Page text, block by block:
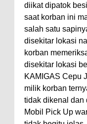
diikat dipatok
saat korban ini
salah satu
disekitar lokasi
korban
disekitar lokasi
KAMIGAS Cepu
milik korban
tidak dikenal dan
Mobil Pick Up